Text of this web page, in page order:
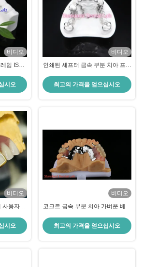
비디오
임 ISO
시오
비디오
인쇄된 셰프터 금속 부분 치아 프레
최고의 가격을 얻으십시오
비디오
사용자 정
시오
비디오
코크르 금속 부분 치아 가벼운 베릴
한 금속 프레임
최고의 가격을 얻으십시오